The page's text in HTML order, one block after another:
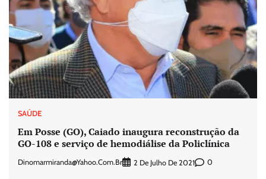
SAÚDE
Em Posse (GO), Caiado inaugura reconstrução da
GO-108 e serviço de hemodiálise da Policlínica
Dinomarmiranda@yahoo.com.br 2 De Julho De 2021 0